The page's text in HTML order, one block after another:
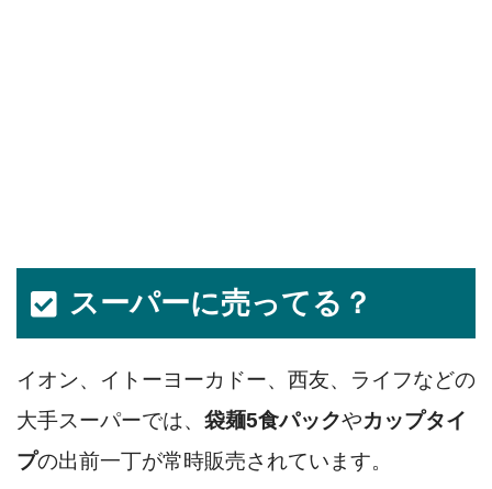
スーパーに売ってる？
イオン、イトーヨーカドー、西友、ライフなどの
大手スーパーでは、 袋麺5食パックやカップタイ
プの出前一丁が常時販売されています。